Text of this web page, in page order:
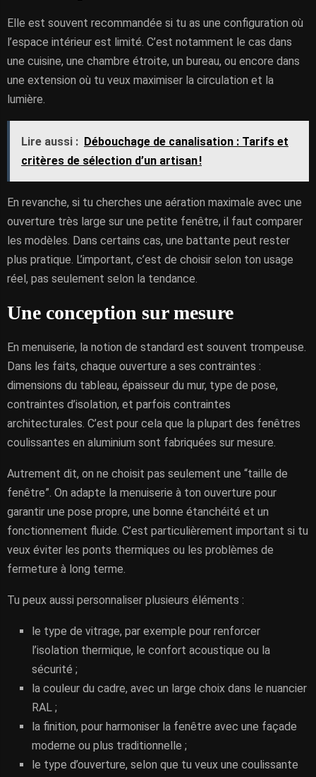
Elle est souvent recommandée si tu as une configuration où
l’espace intérieur est limité. C’est notamment le cas dans
une cuisine, une chambre étroite, un bureau, ou encore dans
une extension où tu veux maximiser la circulation et la
lumière.
Lire aussi : Débouchage de canalisation : Tarifs et
critères de sélection d’un artisan !
En revanche, si tu cherches une aération maximale avec une
ouverture très large sur une petite fenêtre, il faut comparer
les modèles. Dans certains cas, une battante peut rester
plus pratique. L’important, c’est de choisir selon ton usage
réel, pas seulement selon la tendance.
Une conception sur mesure
En menuiserie, la notion de standard est souvent trompeuse.
Dans les faits, chaque ouverture a ses contraintes :
dimensions du tableau, épaisseur du mur, type de pose,
contraintes d’isolation, et parfois contraintes
architecturales. C’est pour cela que la plupart des fenêtres
coulissantes en aluminium sont fabriquées sur mesure.
Autrement dit, on ne choisit pas seulement une “taille de
fenêtre”. On adapte la menuiserie à ton ouverture pour
garantir une pose propre, une bonne étanchéité et un
fonctionnement fluide. C’est particulièrement important si tu
veux éviter les ponts thermiques ou les problèmes de
fermeture à long terme.
Tu peux aussi personnaliser plusieurs éléments :
le type de vitrage, par exemple pour renforcer
l’isolation thermique, le confort acoustique ou la
sécurité ;
la couleur du cadre, avec un large choix dans le nuancier
RAL ;
la finition, pour harmoniser la fenêtre avec une façade
moderne ou plus traditionnelle ;
le type d’ouverture, selon que tu veux une coulissante